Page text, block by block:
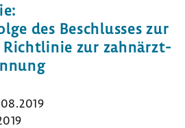
des Beschlusses zur
Richt­linie zur zahn­ärzt­